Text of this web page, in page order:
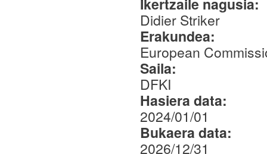
Didier Striker
Erakundea:
European
Saila:
DFKI
Hasiera data:
2024/01/01
Bukaera data:
2026/12/31